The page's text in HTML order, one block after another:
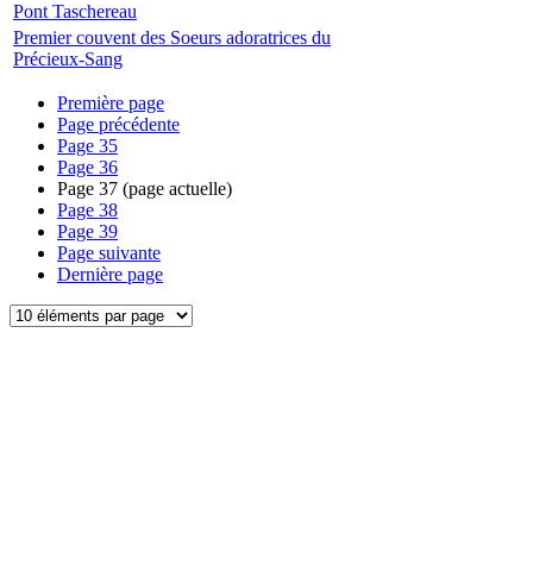
Pont Taschereau
Premier couvent des Soeurs adoratrices du
Précieux-Sang
Première page
Page précédente
Page 35
Page 36
Page 37 (page actuelle)
Page 38
Page 39
Page suivante
Dernière page